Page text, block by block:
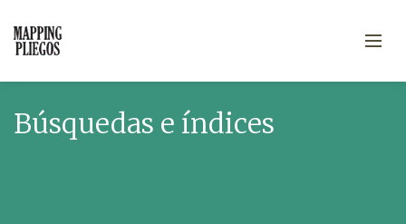
Búsquedas e índices